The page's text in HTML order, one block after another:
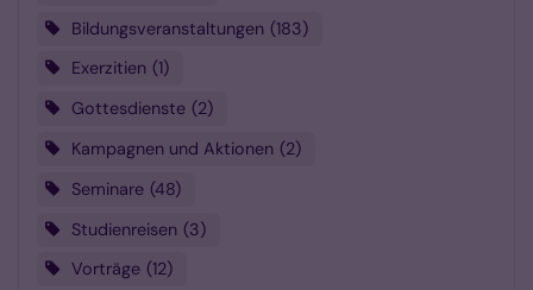
Bildungsveranstaltungen 183
Exerzitien 1
Gottesdienste 2
Kampagnen und Aktionen 2
Seminare 48
Studienreisen 3
Vorträge 12